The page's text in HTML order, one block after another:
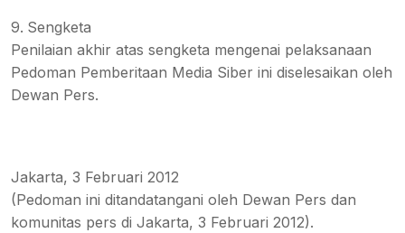
Sengketa
Penilaian akhir atas sengketa mengenai pelaksanaan
Pedoman Pemberitaan Media Siber ini diselesaikan oleh
Dewan Pers.
Jakarta, 3 Februari 2012
(Pedoman ini ditandatangani oleh Dewan Pers dan
komunitas pers di Jakarta, 3 Februari 2012).